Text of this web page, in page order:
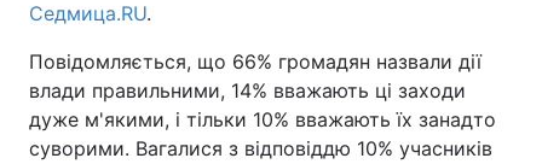
Зброя
Здоров'я Туризм
Цікавинки Погода
Cедмица.RU.
Повідомляється, що 66% громадян назвали дії
влади правильними, 14% вважають ці заходи
дуже м'якими, і тільки 10% вважають їх занадто
суворими. Вагалися з відповіддю 10% учасників